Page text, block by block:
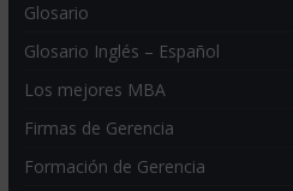
Glosario
Glosario Inglés – Español
Los mejores MBA
Firmas de Gerencia
Formación de Gerencia